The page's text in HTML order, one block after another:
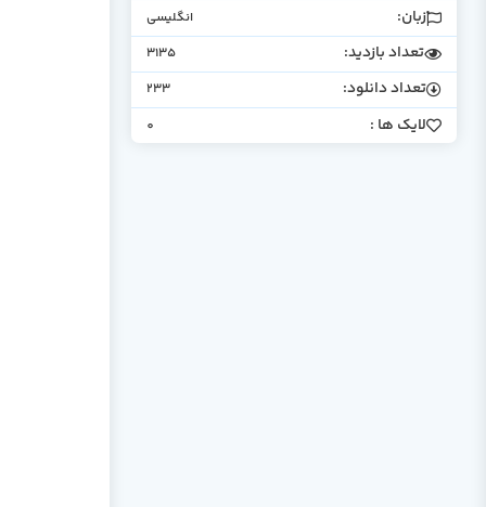
زبان: انگلیسی
تعداد بازدید: 3135
تعداد دانلود: 233
لایک ها : 0